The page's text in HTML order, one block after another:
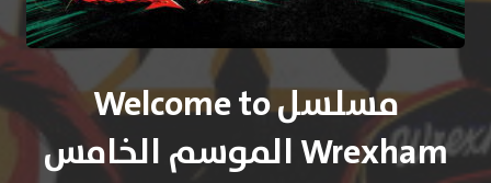
مسلسل Welcome to
Wrexham الموسم الخامس